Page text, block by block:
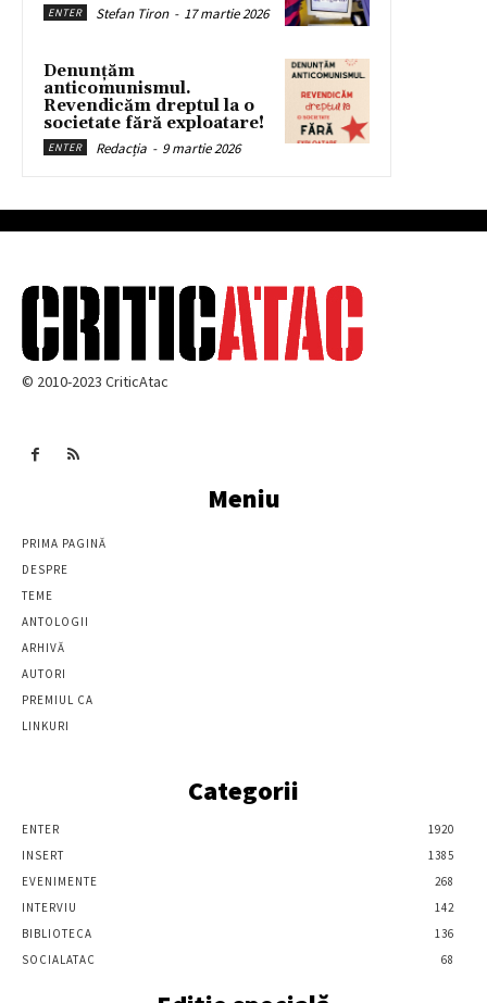
ENTER Stefan Tiron - 17 martie 2026
Denunțăm
anticomunismul.
Revendicăm dreptul la o
societate fără exploatare!
ENTER Redacția - 9 martie 2026
© 2010-2023 CriticAtac
Meniu
PRIMA PAGINĂ
DESPRE
TEME
ANTOLOGII
ARHIVĂ
AUTORI
PREMIUL CA
LINKURI
Categorii
ENTER
1920
INSERT
1385
EVENIMENTE
268
INTERVIU
142
BIBLIOTECA
136
SOCIALATAC
68